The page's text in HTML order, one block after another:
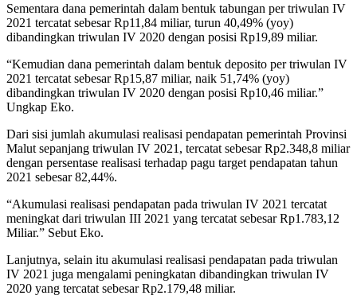
Sementara dana pemerintah dalam bentuk tabungan per triwulan IV
2021 tercatat sebesar Rp11,84 miliar, turun 40,49% (yoy)
dibandingkan triwulan IV 2020 dengan posisi Rp19,89 miliar.
“Kemudian dana pemerintah dalam bentuk deposito per triwulan IV
2021 tercatat sebesar Rp15,87 miliar, naik 51,74% (yoy)
dibandingkan triwulan IV 2020 dengan posisi Rp10,46 miliar.”
Ungkap Eko.
Dari sisi jumlah akumulasi realisasi pendapatan pemerintah Provinsi
Malut sepanjang triwulan IV 2021, tercatat sebesar Rp2.348,8 miliar
dengan persentase realisasi terhadap pagu target pendapatan tahun
2021 sebesar 82,44%.
“Akumulasi realisasi pendapatan pada triwulan IV 2021 tercatat
meningkat dari triwulan III 2021 yang tercatat sebesar Rp1.783,12
Miliar.” Sebut Eko.
Lanjutnya, selain itu akumulasi realisasi pendapatan pada triwulan
IV 2021 juga mengalami peningkatan dibandingkan triwulan IV
2020 yang tercatat sebesar Rp2.179,48 miliar.